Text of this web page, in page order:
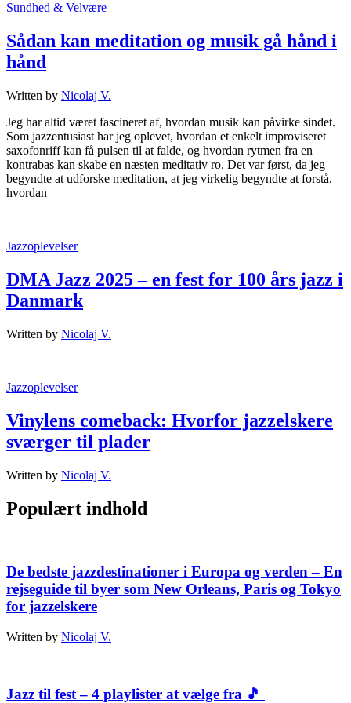
Sundhed & Velvære
Sådan kan meditation og musik gå hånd i
hånd
Written by Nicolaj V.
Jeg har altid været fascineret af, hvordan musik kan påvirke sindet.
Som jazzentusiast har jeg oplevet, hvordan et enkelt improviseret
saxofonriff kan få pulsen til at falde, og hvordan rytmen fra en
kontrabas kan skabe en næsten meditativ ro. Det var først, da jeg
begyndte at udforske meditation, at jeg virkelig begyndte at forstå,
hvordan
Jazzoplevelser
DMA Jazz 2025 – en fest for 100 års jazz i
Danmark
Written by Nicolaj V.
Jazzoplevelser
Vinylens comeback: Hvorfor jazzelskere
sværger til plader
Written by Nicolaj V.
Populært indhold
De bedste jazzdestinationer i Europa og verden – En
rejseguide til byer som New Orleans, Paris og Tokyo
for jazzelskere
Written by Nicolaj V.
Jazz til fest – 4 playlister at vælge fra 🎵